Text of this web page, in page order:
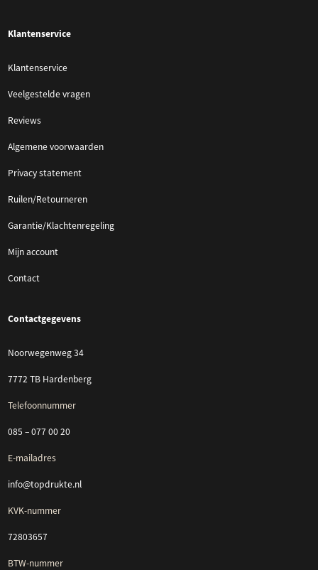
Klantenservice
Klantenservice
Veelgestelde vragen
Reviews
Algemene voorwaarden
Privacy statement
Ruilen/Retourneren
Garantie/Klachtenregeling
Mijn account
Contact
Contactgegevens
Noorwegenweg 34
7772 TB Hardenberg
Telefoonnummer
085 – 077 00 20
E-mailadres
info@topdrukte.nl
KVK-nummer
72803657
BTW-nummer